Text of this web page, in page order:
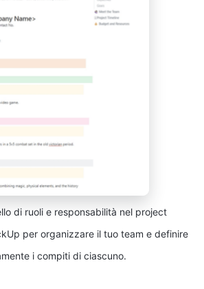
di ruoli e responsabilità nel project
per organizzare il tuo team e definire
i compiti di ciascuno.